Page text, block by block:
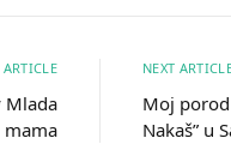
Mlada
mama
NEXT
Moj
Nakaš” u